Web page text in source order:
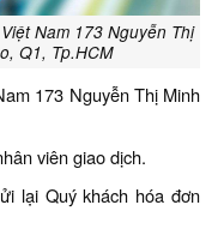
Nam 173 Nguyễn Thị
Q1, Tp.HCM
173 Nguyễn Thị Minh
viên giao dịch.
lại Quý khách hóa đơn